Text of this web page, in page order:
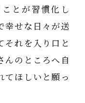
とが習慣化し
幸せな日々が送
それを入り口と
んのところへ自
てほしいと願っ